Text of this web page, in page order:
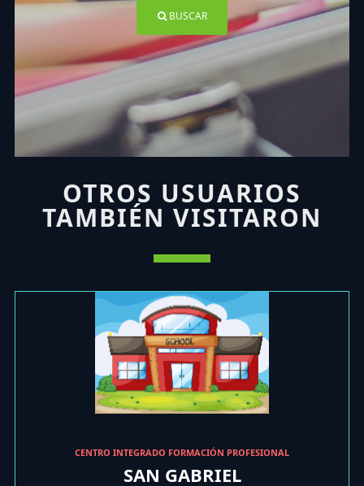
BUSCAR
OTROS USUARIOS
TAMBIÉN VISITARON
CENTRO INTEGRADO FORMACIÓN PROFESIONAL
SAN GABRIEL